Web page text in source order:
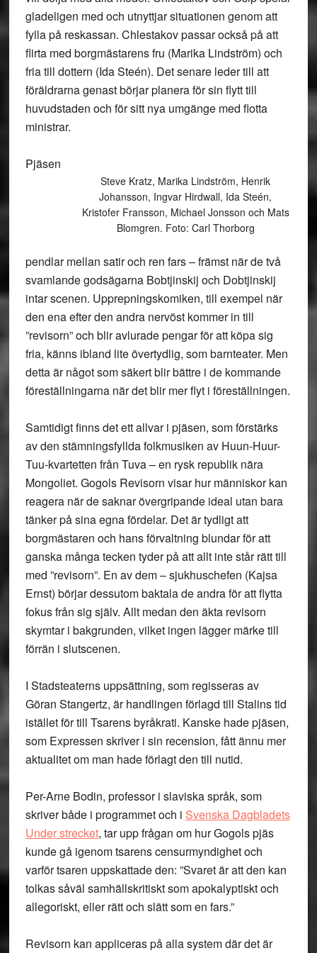
gladeligen med och utnyttjar situationen genom att
fylla på reskassan. Chlestakov passar också på att
flirta med borgmästarens fru (Marika Lindström) och
fria till dottern (Ida Steén). Det senare leder till att
föräldrarna genast börjar planera för sin flytt till
huvudstaden och för sitt nya umgänge med flotta
ministrar.
Steve Kratz, Marika Lindström, Henrik
Johansson, Ingvar Hirdwall, Ida Steén,
Kristofer Fransson, Michael Jonsson och Mats
Blomgren. Foto: Carl Thorborg
Pjäsen
pendlar mellan satir och ren fars – främst när de två
svamlande godsägarna Bobtjinskij och Dobtjinskij
intar scenen. Upprepningskomiken, till exempel när
den ena efter den andra nervöst kommer in till
”revisorn” och blir avlurade pengar för att köpa sig
fria, känns ibland lite övertydlig, som barnteater. Men
detta är något som säkert blir bättre i de kommande
föreställningarna när det blir mer flyt i föreställningen.
Samtidigt finns det ett allvar i pjäsen, som förstärks
av den stämningsfyllda folkmusiken av Huun-Huur-
Tuu-kvartetten från Tuva – en rysk republik nära
Mongoliet. Gogols Revisorn visar hur människor kan
reagera när de saknar övergripande ideal utan bara
tänker på sina egna fördelar. Det är tydligt att
borgmästaren och hans förvaltning blundar för att
ganska många tecken tyder på att allt inte står rätt till
med ”revisorn”. En av dem – sjukhuschefen (Kajsa
Ernst) börjar dessutom baktala de andra för att flytta
fokus från sig själv. Allt medan den äkta revisorn
skymtar i bakgrunden, vilket ingen lägger märke till
förrän i slutscenen.
I Stadsteaterns uppsättning, som regisseras av
Göran Stangertz, är handlingen förlagd till Stalins tid
istället för till Tsarens byråkrati. Kanske hade pjäsen,
som Expressen skriver i sin recension, fått ännu mer
aktualitet om man hade förlagt den till nutid.
Per-Arne Bodin, professor i slaviska språk, som
skriver både i programmet och i Svenska Dagbladets
Under strecket, tar upp frågan om hur Gogols pjäs
kunde gå igenom tsarens censurmyndighet och
varför tsaren uppskattade den: ”Svaret är att den kan
tolkas såväl samhällskritiskt som apokalyptiskt och
allegoriskt, eller rätt och slätt som en fars.”
Revisorn kan appliceras på alla system där det är